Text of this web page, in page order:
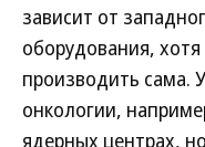
зависит от
оборудования,
производить сама.
онкологии,
ядерных центрах,